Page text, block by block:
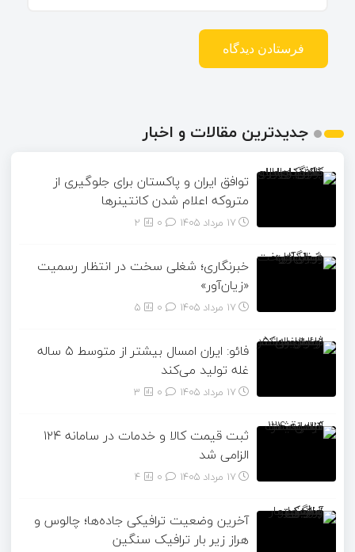
جدیدترین مقالات و اخبار
توافق ایران و پاکستان برای جلوگیری از
متروکه اعلام شدن کانتینرها
17 مرداد 1405 2
خبرنگاری؛ شغلی سخت در انتظار رسمیت
«زیان‌آور»
17 مرداد 1405 5
فائو: ایران امسال بیشتر از متوسط ۵ ساله
غله تولید می‌کند
17 مرداد 1405 3
ثبت قیمت کالا و خدمات در سامانه ۱۲۴
الزامی شد
17 مرداد 1405 4
آخرین وضعیت ترافیکی جاده‌ها؛ چالوس و
هراز زیر بار ترافیک سنگین